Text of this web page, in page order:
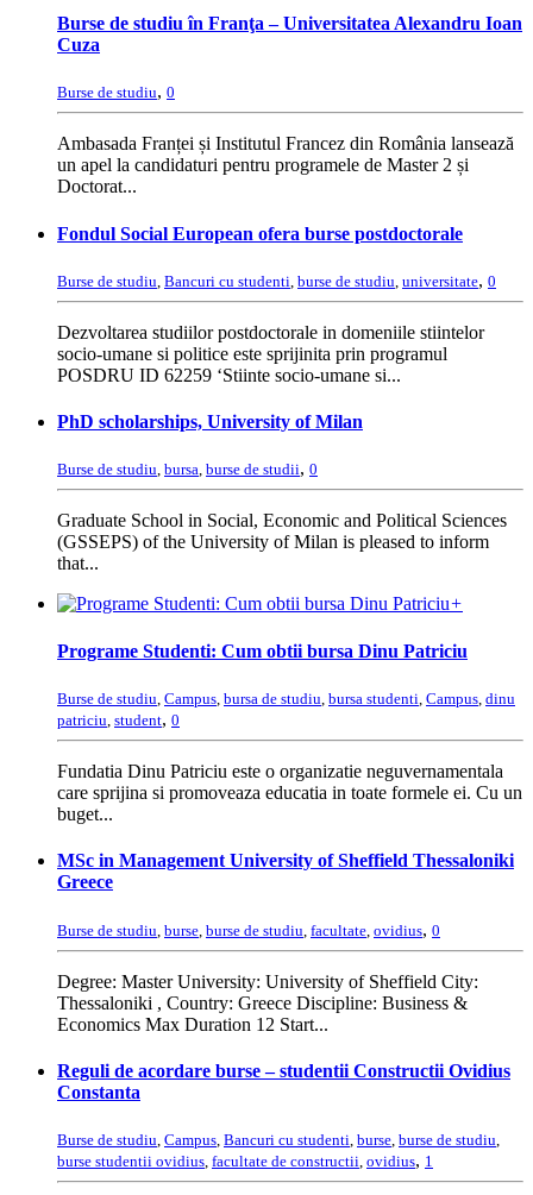
Burse de studiu în Franţa – Universitatea Alexandru Ioan
Cuza
Burse de studiu, 0
Ambasada Franței și Institutul Francez din România lansează
un apel la candidaturi pentru programele de Master 2 și
Doctorat...
Fondul Social European ofera burse postdoctorale
Burse de studiu Bancuri cu studenti burse de studiu universitate, 0
Dezvoltarea studiilor postdoctorale in domeniile stiintelor
socio-umane si politice este sprijinita prin programul
POSDRU ID 62259 ‘Stiinte socio-umane si...
PhD scholarships, University of Milan
Burse de studiu, bursa, burse de studii, 0
Graduate School in Social, Economic and Political Sciences
(GSSEPS) of the University of Milan is pleased to inform
that...
+
Programe Studenti: Cum obtii bursa Dinu Patriciu
Burse de studiu, Campus, bursa de studiu, bursa studenti, Campus, dinu
patriciu, student, 0
Fundatia Dinu Patriciu este o organizatie neguvernamentala
care sprijina si promoveaza educatia in toate formele ei. Cu un
buget...
MSc in Management University of Sheffield Thessaloniki
Greece
Burse de studiu burse burse de studiu facultate ovidius, 0
Degree: Master University: University of Sheffield City:
Thessaloniki , Country: Greece Discipline: Business &
Economics Max Duration 12 Start...
Reguli de acordare burse – studentii Constructii Ovidius
Constanta
Burse de studiu, Campus, Bancuri cu studenti, burse, burse de studiu,
burse studentii ovidius, facultate de constructii, ovidius, 1